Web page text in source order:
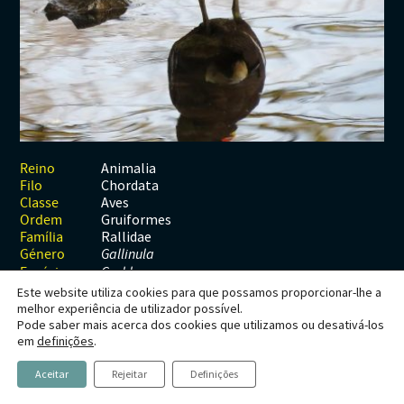
Reino
Animalia
Filo
Chordata
Classe
Aves
Ordem
Gruiformes
Família
Rallidae
Género
Gallinula
Espécie G. chloropus
Gallinula chloropus
Este website utiliza cookies para que possamos proporcionar-lhe a
melhor experiência de utilizador possível.
Pode saber mais acerca dos cookies que utilizamos ou desativá-los
em definições.
Aceitar Rejeitar Definições
ContactosArtrópodes
Aracnídeos
Crustáceos
Diplópodes
Cnidários
Cordados
Anfíbios
Tunicados
Equinodermes
Angiospérmicas
Briófitas
Gimnospérmicas
Pteridófitas
Fungos
Ascomicetes
Basidiomicetes
Anelídeos
Artrópodes
Braquiópodes
Cnidários
Peixes
Répteis
Plantas
Gimnospérmicas
Pteridófitas
Chromista
Glossário
Revista Naturae digital
Financiamento